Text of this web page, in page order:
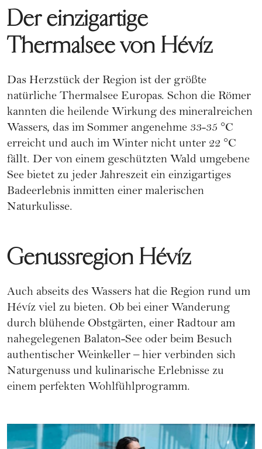
Der einzigartige
Thermalsee von Hévíz
Das Herzstück der Region ist der größte
natürliche Thermalsee Europas. Schon die Römer
kannten die heilende Wirkung des mineralreichen
Wassers, das im Sommer angenehme 33-35 °C
erreicht und auch im Winter nicht unter 22 °C
fällt. Der von einem geschützten Wald umgebene
See bietet zu jeder Jahreszeit ein einzigartiges
Badeerlebnis inmitten einer malerischen
Naturkulisse.
Genussregion Hévíz
Auch abseits des Wassers hat die Region rund um
Hévíz viel zu bieten. Ob bei einer Wanderung
durch blühende Obstgärten, einer Radtour am
nahegelegenen Balaton-See oder beim Besuch
authentischer Weinkeller – hier verbinden sich
Naturgenuss und kulinarische Erlebnisse zu
einem perfekten Wohlfühlprogramm.